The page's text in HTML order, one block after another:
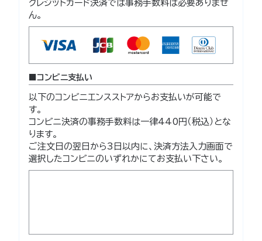
クレジットカード決済では事務手数料は必要ありませ
ん。
コンビニ支払い
以下のコンビニエンスストアからお支払いが可能で
す。
コンビニ決済の事務手数料は一律440円（税込）とな
ります。
ご注文日の翌日から3日以内に、決済方法入力画面で
選択したコンビニのいずれかにてお支払い下さい。